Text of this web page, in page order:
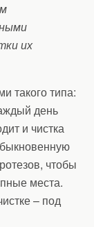
их
такого типа:
день
и чистка
чтобы
места.
– под